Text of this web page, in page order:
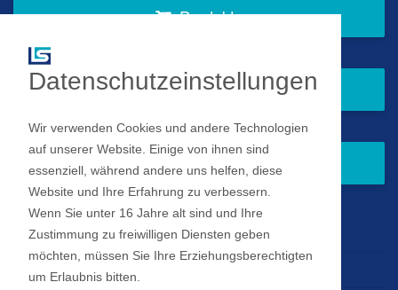
Produkte
Fragen Sie gern bei uns an
Zum Newsletter anmelden
Impressum
Datenschutz
Datenschutzeinstellungen
Wir verwenden Cookies und andere Technologien
auf unserer Website. Einige von ihnen sind
essenziell, während andere uns helfen, diese
Website und Ihre Erfahrung zu verbessern.
Wenn Sie unter 16 Jahre alt sind und Ihre
Zustimmung zu freiwilligen Diensten geben
möchten, müssen Sie Ihre Erziehungsberechtigten
um Erlaubnis bitten.